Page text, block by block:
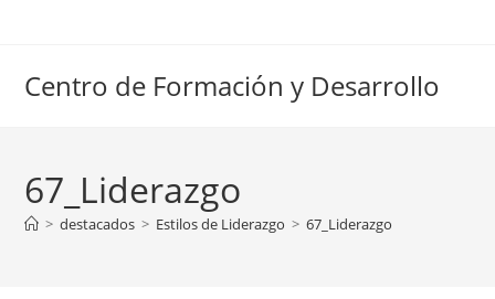
Centro de Formación y Desarrollo
67_Liderazgo
> destacados > Estilos de Liderazgo > 67_Liderazgo